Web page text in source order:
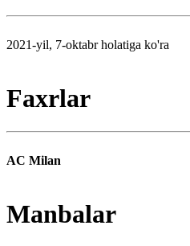
2021-yil, 7-oktabr holatiga ko'ra
Faxrlar
AC Milan
Manbalar